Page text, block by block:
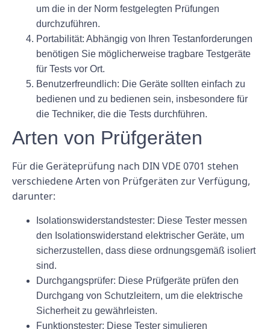
um die in der Norm festgelegten Prüfungen
durchzuführen.
Portabilität: Abhängig von Ihren Testanforderungen
benötigen Sie möglicherweise tragbare Testgeräte
für Tests vor Ort.
Benutzerfreundlich: Die Geräte sollten einfach zu
bedienen und zu bedienen sein, insbesondere für
die Techniker, die die Tests durchführen.
Arten von Prüfgeräten
Für die Geräteprüfung nach DIN VDE 0701 stehen
verschiedene Arten von Prüfgeräten zur Verfügung,
darunter:
Isolationswiderstandstester: Diese Tester messen
den Isolationswiderstand elektrischer Geräte, um
sicherzustellen, dass diese ordnungsgemäß isoliert
sind.
Durchgangsprüfer: Diese Prüfgeräte prüfen den
Durchgang von Schutzleitern, um die elektrische
Sicherheit zu gewährleisten.
Funktionstester: Diese Tester simulieren